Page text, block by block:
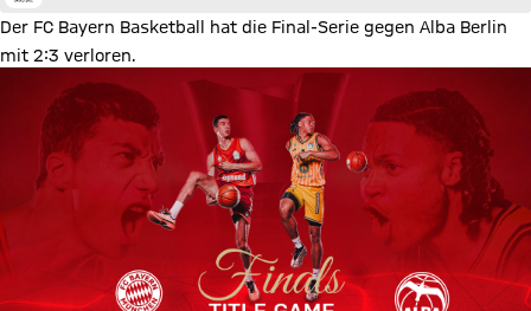
Der FC Bayern Basketball hat die Final-Serie gegen Alba Berlin
mit 2:3 verloren.